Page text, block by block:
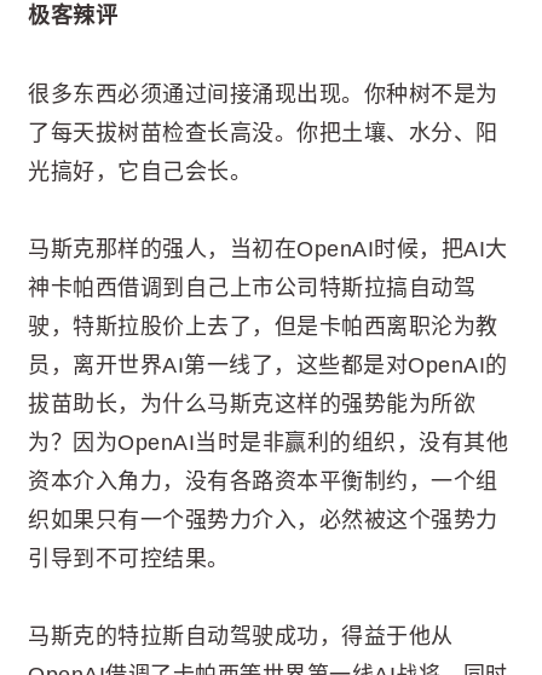
极客辣评
很多东西必须通过间接涌现出现。你种树不是为
了每天拔树苗检查长高没。你把土壤、水分、阳
光搞好，它自己会长。
马斯克那样的强人，当初在OpenAI时候，把AI大
神卡帕西借调到自己上市公司特斯拉搞自动驾
驶，特斯拉股价上去了，但是卡帕西离职沦为教
员，离开世界AI第一线了，这些都是对OpenAI的
拔苗助长，为什么马斯克这样的强势能为所欲
为？因为OpenAI当时是非赢利的组织，没有其他
资本介入角力，没有各路资本平衡制约，一个组
织如果只有一个强势力介入，必然被这个强势力
引导到不可控结果。
马斯克的特拉斯自动驾驶成功，得益于他从